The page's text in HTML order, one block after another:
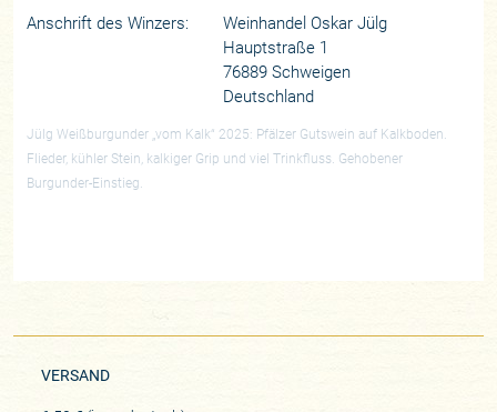
Anschrift des Winzers:
Weinhandel Oskar Jülg
Hauptstraße 1
76889 Schweigen
Deutschland
Jülg Weißburgunder „vom Kalk“ 2025: Pfälzer Gutswein auf Kalkboden.
Flieder, kühler Stein, kalkiger Grip und viel Trinkfluss. Gehobener
Burgunder-Einstieg.
VERSAND